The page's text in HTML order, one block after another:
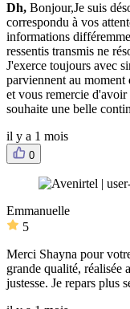
Dh, Bonjour,Je suis
correspondu à vos
informations
ressentis transmis ne
J'exerce toujours avec
parviennent au moment
et vous remercie
souhaite une belle
il y a 1 mois
0
Emmanuelle
5
Merci Shayna pour
grande qualité, réalisée
justesse. Je repars plus